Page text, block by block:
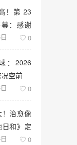
！第 23
：感谢
同游”的
0
：2026
空前
0
治愈像
和》定
0